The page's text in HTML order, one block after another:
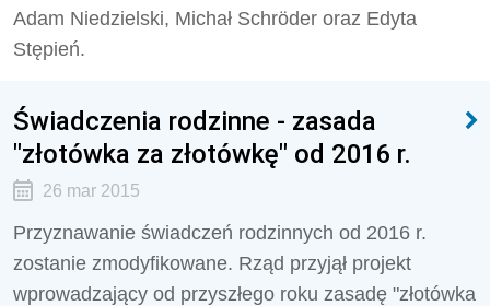
Adam Niedzielski, Michał Schröder oraz Edyta
Stępień.
Świadczenia rodzinne - zasada
"złotówka za złotówkę" od 2016 r.
26 mar 2015
Przyznawanie świadczeń rodzinnych od 2016 r.
zostanie zmodyfikowane. Rząd przyjął projekt
wprowadzający od przyszłego roku zasadę "złotówka